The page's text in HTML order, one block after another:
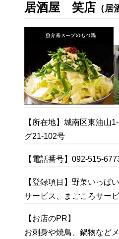
居酒屋 笑店 （居
【所在地】城南区東油山
グ21-102号
【電話番号】092-515-
【登録項目】野菜いっぱ
サービス、まごころサー
【お店のPR】
お刺身や焼鳥、鍋物など